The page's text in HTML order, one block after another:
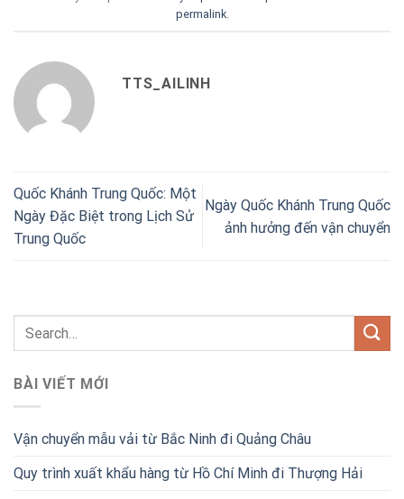
permalink.
TTS_AILINH
Quốc Khánh Trung Quốc: Một
Ngày Đặc Biệt trong Lịch Sử
Trung Quốc
Ngày Quốc Khánh Trung Quốc
ảnh hưởng đến vận chuyển
BÀI VIẾT MỚI
Vận chuyển mẫu vải từ Bắc Ninh đi Quảng Châu
Quy trình xuất khẩu hàng từ Hồ Chí Minh đi Thượng Hải